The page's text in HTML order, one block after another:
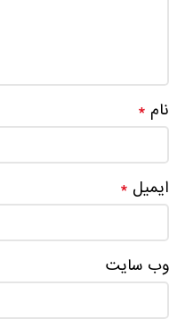
نام *
ایمیل *
وب‌ سایت